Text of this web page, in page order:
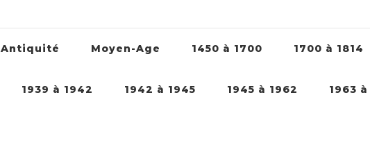
Antiquité Moyen-Age 1450 à 1700 1700 à 1814
1939 à 1942 1942 à 1945 1945 à 1962 1963